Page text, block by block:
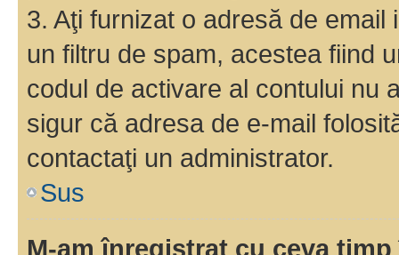
3. Aţi furnizat o adresă de
un filtru de spam, acestea fiind
codul de activare al contului nu
sigur că adresa de e-mail
contactaţi un administrator.
Sus
M-am înregistrat cu ceva